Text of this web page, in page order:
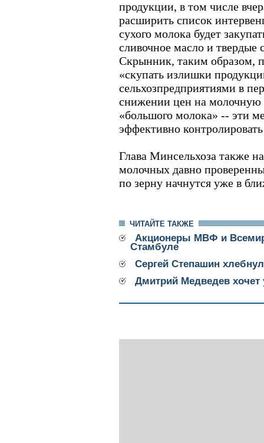
продукции, в том числе
расширить список
сухого молока будет
сливочное масло и
Скрынник, таким образом,
«скупать излишки
сельхозпредприятиями в
снижении цен на молочную
«большого молока» -- эти
эффективно
Глава Минсельхоза также
молочных давно
по зерну начнутся уже в
ЧИТАЙТЕ ТАКЖЕ
Акционеры МВФ и
Стамбуле
Сергей Степашин
Дмитрий Медведев